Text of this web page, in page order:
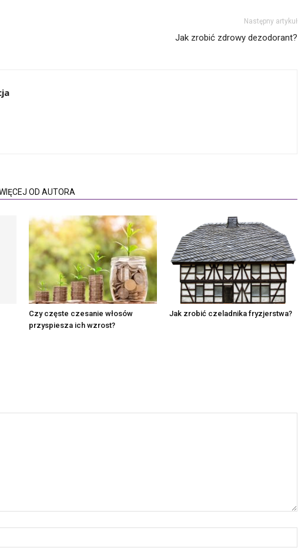
Następny artykuł
Jak zrobić zdrowy dezodorant?
OD AUTORA
Czy częste czesanie włosów
przyspiesza ich wzrost?
Jak zrobić czeladnika fryzjerstwa?